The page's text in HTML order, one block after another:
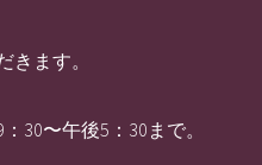
きます。
〜午後5：30まで。